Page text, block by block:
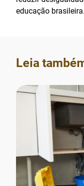
educação brasileira.
Leia